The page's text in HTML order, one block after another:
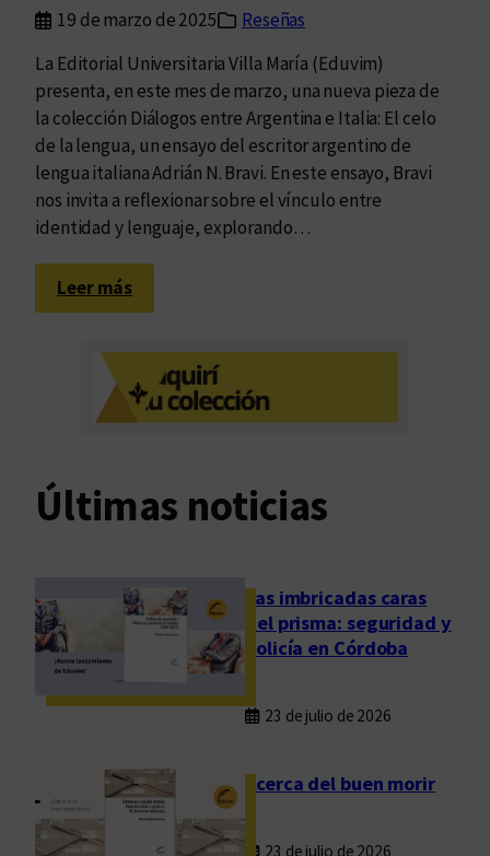
n
s
y
l
a
s
l
e
n
g
u
19 de marzo de 2025
Reseñas
La Editorial Universitaria Villa María (Eduvim)
presenta, en este mes de marzo, una nueva pieza de
la colección Diálogos entre Argentina e Italia: El celo
de la lengua, un ensayo del escritor argentino de
lengua italiana Adrián N. Bravi. En este ensayo, Bravi
nos invita a reflexionar sobre el vínculo entre
identidad y lenguaje, explorando…
Leer más:
E
e
l
e
l
e
u
u
n
Últimas noticias
Las imbricadas caras
del prisma: seguridad y
policía en Córdoba
23 de julio de 2026
Acerca del buen morir
23 de julio de 2026